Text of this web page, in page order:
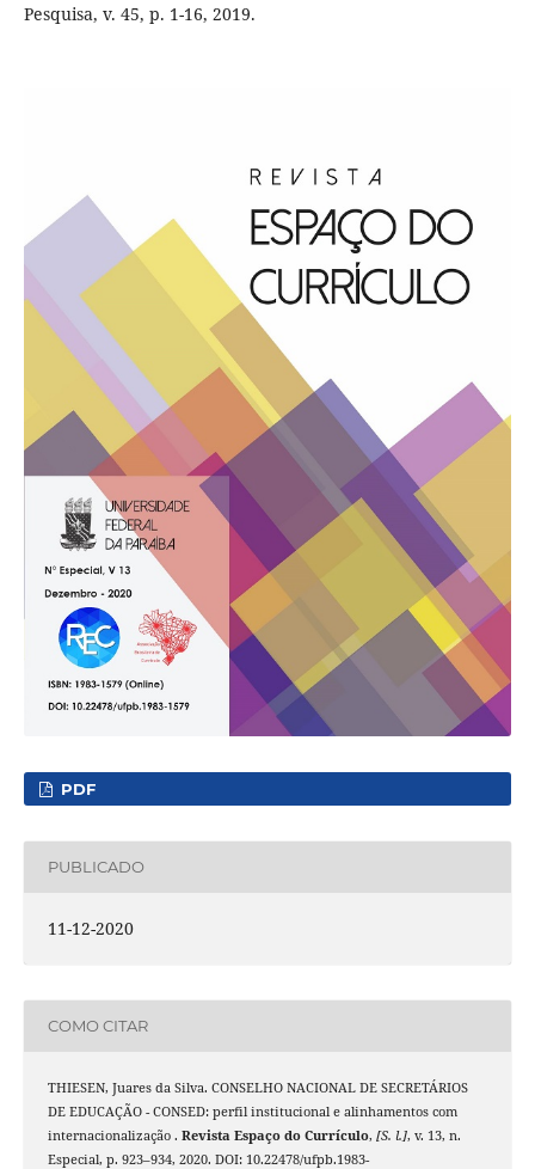
Pesquisa, v. 45, p. 1-16, 2019.
PDF
PUBLICADO
11-12-2020
COMO CITAR
THIESEN, Juares da Silva. CONSELHO NACIONAL DE SECRETÁRIOS
DE EDUCAÇÃO - CONSED: perfil institucional e alinhamentos com
internacionalização . Revista Espaço do Currículo, [S. l.], v. 13, n.
Especial, p. 923–934, 2020. DOI: 10.22478/ufpb.1983-